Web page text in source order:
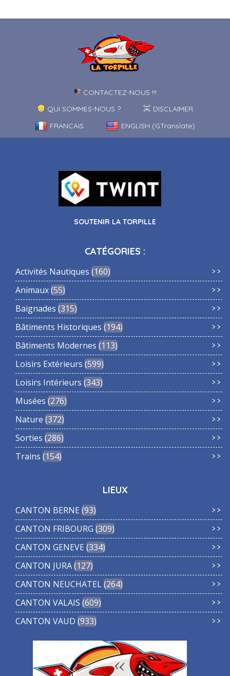
CONTACTEZ-NOUS !!!
QUI SOMMES-NOUS ?
DISCLAIMER
FRANCAIS
ENGLISH (GTranslate)
SOUTENIR LA TORPILLE
CATÉGORIES :
Activités Nautiques 160
Animaux 55
Baignades 315
Bâtiments Historiques 194
Bâtiments Modernes 113
Loisirs Extérieurs 599
Loisirs Intérieurs 343
Musées 276
Nature 372
Sorties 286
Trains 154
LIEUX
CANTON BERNE 93
CANTON FRIBOURG 309
CANTON GENEVE 334
CANTON JURA 127
CANTON NEUCHATEL 264
CANTON VALAIS 609
CANTON VAUD 933